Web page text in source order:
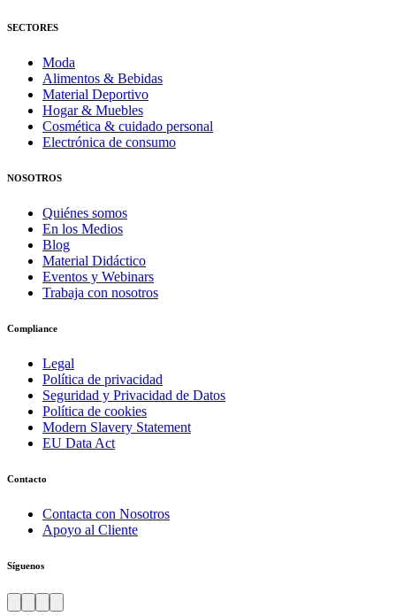
SECTORES
Moda
Alimentos & Bebidas
Material Deportivo
Hogar & Muebles
Cosmética & cuidado personal
Electrónica de consumo
NOSOTROS
Quiénes somos
En los Medios
Blog
Material Didáctico
Eventos y Webinars
Trabaja con nosotros
Compliance
Legal
Política de privacidad
Seguridad y Privacidad de Datos
Política de cookies
Modern Slavery Statement
EU Data Act
Contacto
Contacta con Nosotros
Apoyo al Cliente
Síguenos